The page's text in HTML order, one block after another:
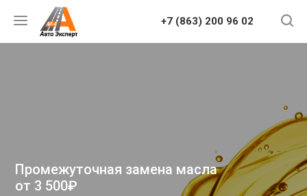
+7 (863) 200 96 02
Промежуточная замена масла
от 3 500₽